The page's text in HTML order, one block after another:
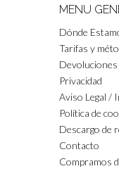
MENU
Dónde
Tarifas y
Privacidad
Aviso Legal /
Política de
Descargo de
Contacto
Compramos